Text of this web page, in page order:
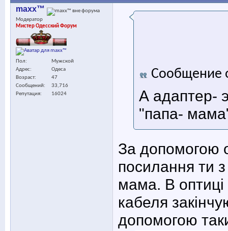
maxx™
Модератор
Мистер Одесский Форум
Пол
Мужской
Адрес
Одеса
Возраст
47
Сообщений
33,716
Репутация
16024
Сообщение
А адаптер-
"папа-
За допомогою
посилання ти
мама. В оптиці
кабеля
допомогою